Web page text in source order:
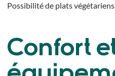
Possibilité de plats végétariens
Confort